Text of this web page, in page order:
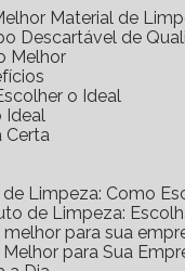
Material de
Descartável de
Melhor
o Ideal
Ideal
Certa
de Limpeza: Como
de Limpeza:
para sua
para Sua